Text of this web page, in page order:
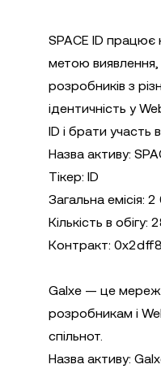
SPACE ID працює
метою
розробників з
ідентичність у
ID і брати участь
Назва активу:
Тікер: ID
Загальна емісія:
Кількість в
Контракт:
Galxe — це
розробникам і
спільнот.
Назва активу: